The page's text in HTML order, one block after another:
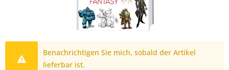
Benachrichtigen Sie mich, sobald der Artikel
lieferbar ist.